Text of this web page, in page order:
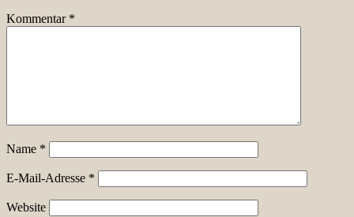
Kommentar *
Name *
E-Mail-Adresse *
Website